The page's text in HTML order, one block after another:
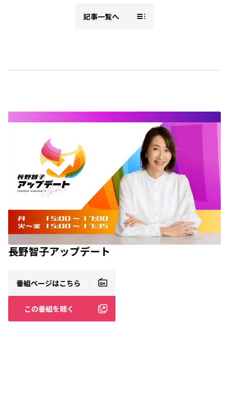
記事一覧へ
長野智子アップデート
番組ページはこちら
この番組を聴く